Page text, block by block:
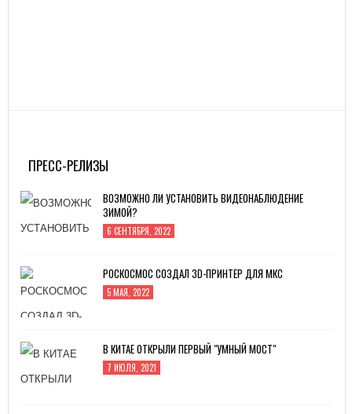
ПРЕСС-РЕЛИЗЫ
ВОЗМОЖНО ЛИ УСТАНОВИТЬ ВИДЕОНАБЛЮДЕНИЕ
ЗИМОЙ?
6 СЕНТЯБРЯ, 2022
РОСКОСМОС СОЗДАЛ 3D-ПРИНТЕР ДЛЯ МКС
5 МАЯ, 2022
В КИТАЕ ОТКРЫЛИ ПЕРВЫЙ "УМНЫЙ МОСТ"
7 ИЮЛЯ, 2021